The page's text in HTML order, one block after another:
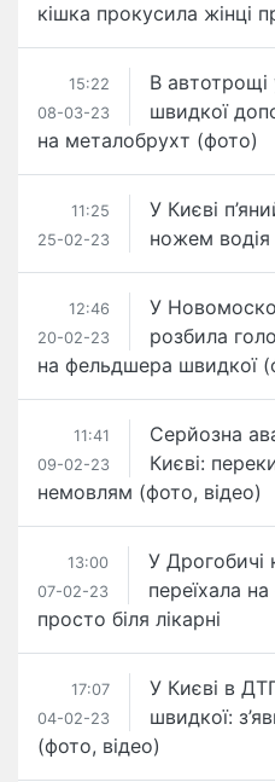
кішка прокусила жінці
15:22
08-03-23
В автотрощі
швидкої
на металобрухт (фото)
11:25
25-02-23
У Києві
ножем
12:46
20-02-23
У
розбила
на фельдшера швидкої
11:41
09-02-23
Серйозна
Києві:
немовлям (фото, відео)
13:00
07-02-23
У Дрогобичі
переїхала
просто біля лікарні
17:07
04-02-23
У Києві в
швидкої:
(фото, відео)